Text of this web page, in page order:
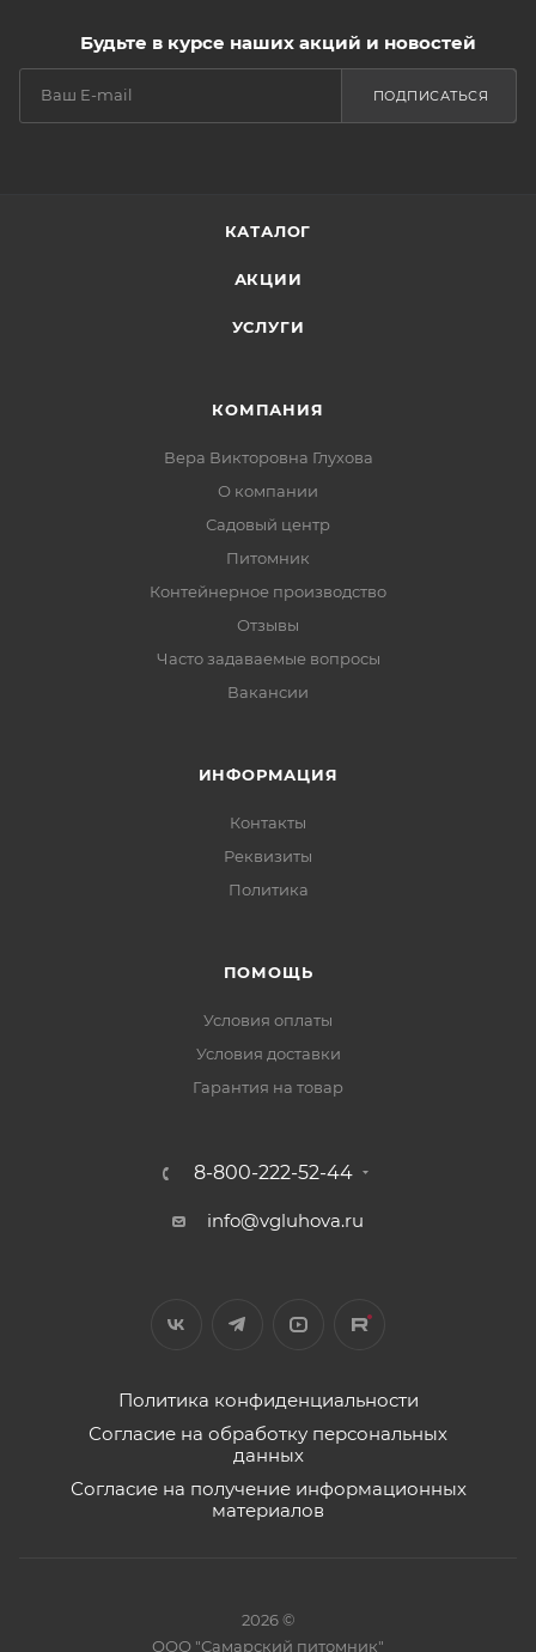
Будьте в курсе наших акций и новостей
ПОДПИСАТЬСЯ
КАТАЛОГ
АКЦИИ
УСЛУГИ
КОМПАНИЯ
Вера Викторовна Глухова
О компании
Садовый центр
Питомник
Контейнерное производство
Отзывы
Часто задаваемые вопросы
Вакансии
ИНФОРМАЦИЯ
Контакты
Реквизиты
Политика
ПОМОЩЬ
Условия оплаты
Условия доставки
Гарантия на товар
8-800-222-52-44
info@vgluhova.ru
Политика конфиденциальности
Согласие на обработку персональных
данных
Согласие на получение информационных
материалов
2026 ©
ООО "Самарский питомник"